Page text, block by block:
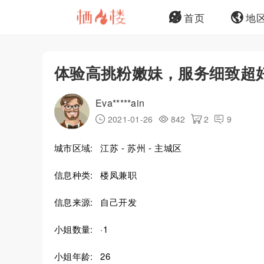
首页 地
体验高挑粉嫩妹，服务细致超
Eva*****ain
2021-01-26 842 2 9
城市区域: 江苏 - 苏州 - 主城区
信息种类: 楼凤兼职
信息来源: 自己开发
小姐数量: ·1
小姐年龄: 26